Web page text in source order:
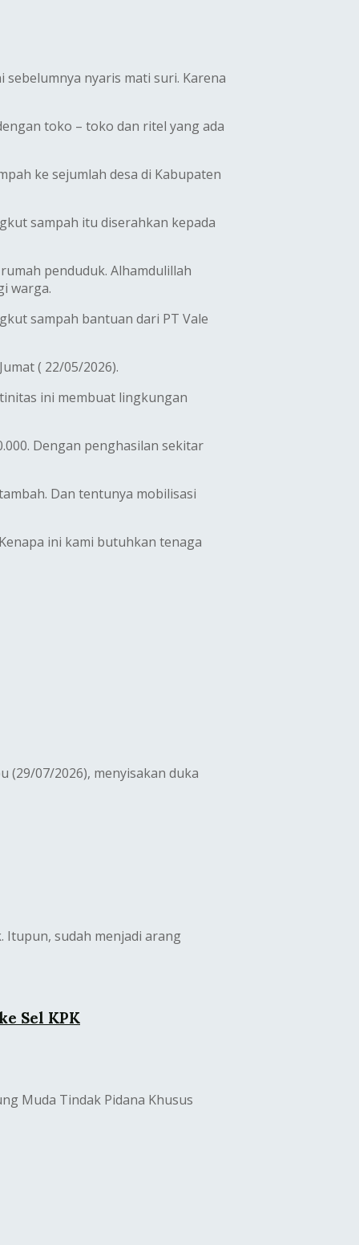
nyaris mati suri. Karena
toko – toko dan ritel yang ada
ke sejumlah desa di Kabupaten
sampah itu diserahkan kepada
penduduk. Alhamdulillah
warga.
sampah bantuan dari PT Vale
( 22/05/2026).
ini membuat lingkungan
Dengan penghasilan sekitar
Dan tentunya mobilisasi
ini kami butuhkan tenaga
(29/07/2026), menyisakan duka
Itupun, sudah menjadi arang
Sel KPK
Muda Tindak Pidana Khusus